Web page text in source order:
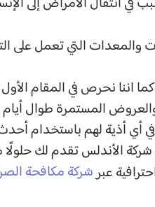
والمعدات التي تعمل على
كما اننا نحرص في المقام
المستمرة طوال أيام
أي أذية لهم باستخدام
الأندلس تقدم لك حلولًا
عبرشركة مكافحة